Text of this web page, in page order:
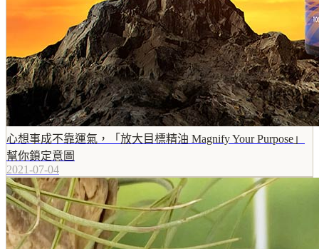
心想事成不靠運氣，「放大目標精油 Magnify Your Purpose」
幫你鎖定意圖
2021-07-04